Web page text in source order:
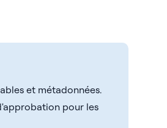
et métadonnées.
pour les